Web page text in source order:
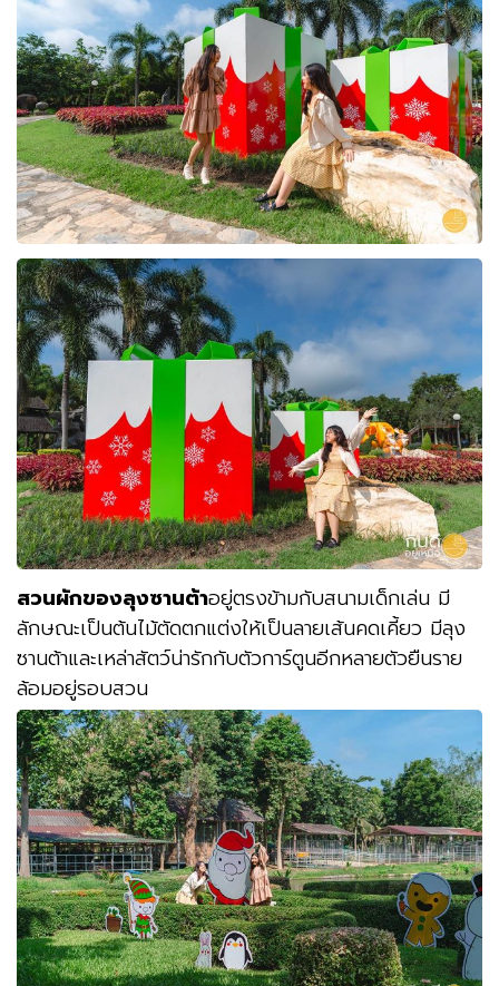
สวนผักของลุงซานต้าอยู่ตรงข้ามกับสนามเด็กเล่น มี
ลักษณะเป็นต้นไม้ตัดตกแต่งให้เป็นลายเส้นคดเคี้ยว มีลุง
ซานต้าและเหล่าสัตว์น่ารักกับตัวการ์ตูนอีกหลายตัวยืนราย
ล้อมอยู่รอบสวน